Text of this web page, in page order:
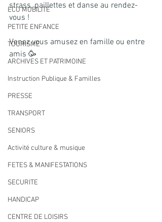
ECO MOBILITE
PETITE ENFANCE
TOURISME
ARCHIVES ET PATRIMOINE
Instruction Publique & Familles
PRESSE
TRANSPORT
SENIORS
Activité culture & musique
FETES & MANIFESTATIONS
SECURITE
HANDICAP
CENTRE DE LOISIRS
strass, paillettes et danse au rendez-
vous !
Venez vous amusez en famille ou entre
amis 🥳